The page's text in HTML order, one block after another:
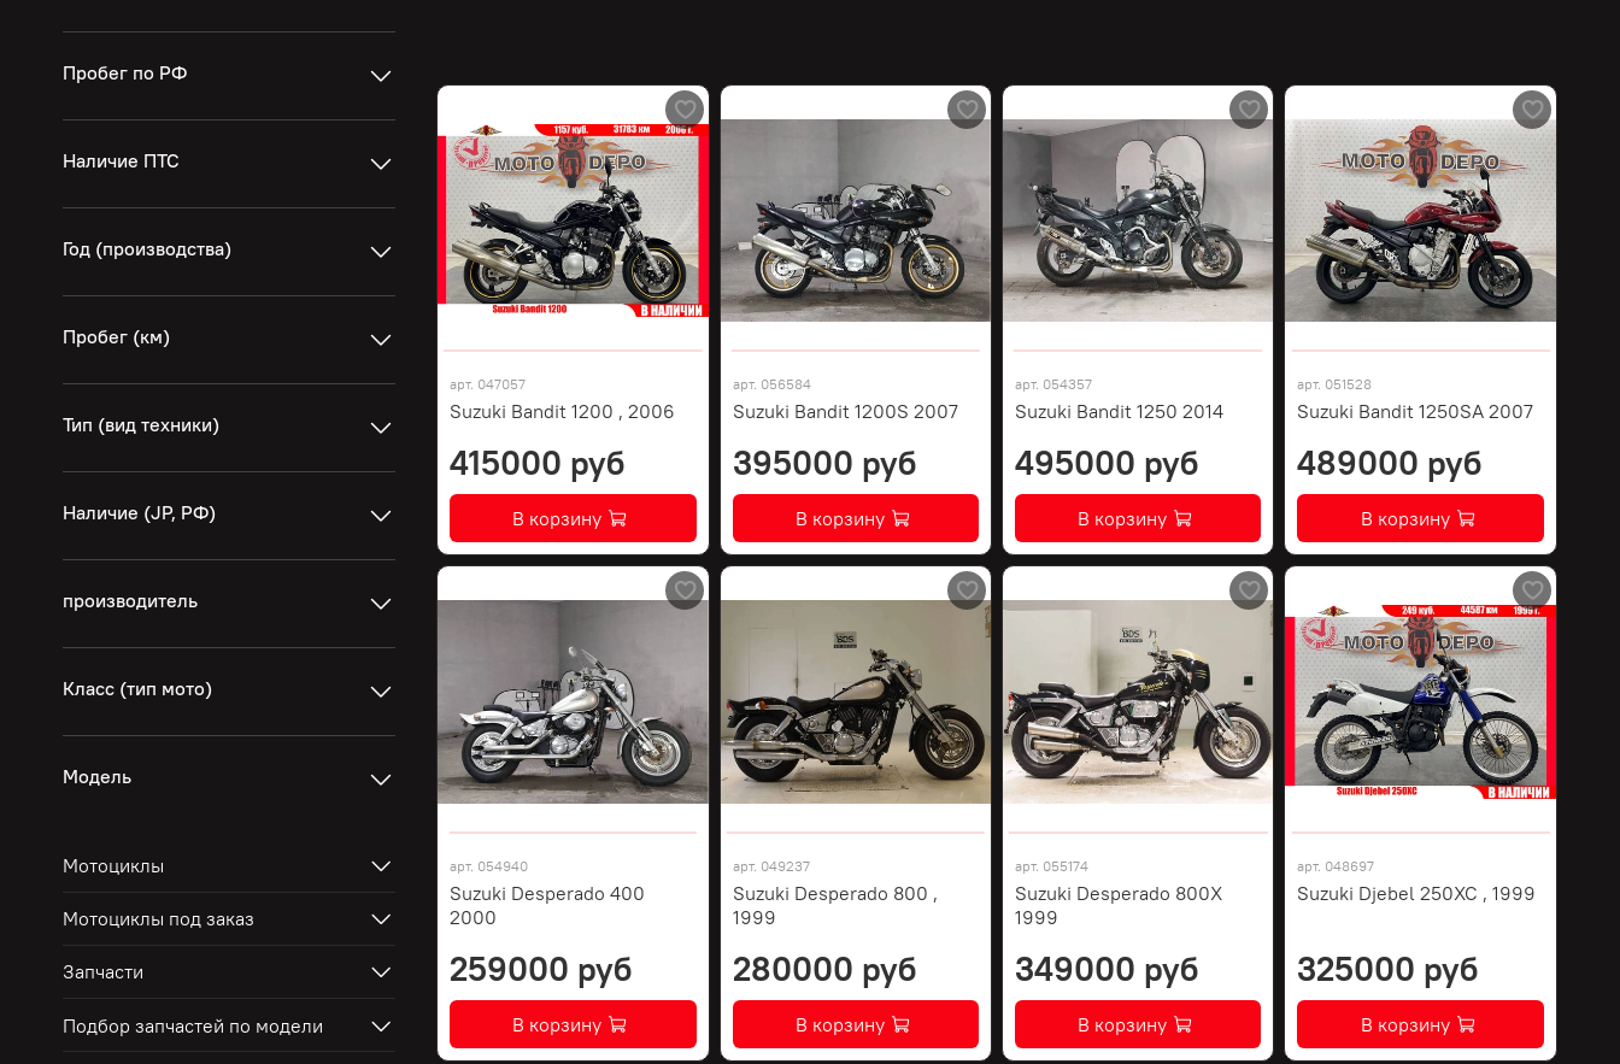
арт. 047057
Suzuki Bandit 1200 , 2006
415000 руб
В корзину
арт. 056584
Suzuki Bandit 1200S 2007
395000 руб
В корзину
арт. 054357
Suzuki Bandit 1250 2014
495000 руб
В корзину
арт. 051528
Suzuki Bandit 1250SA 2007
489000 руб
В корзину
арт. 054940
Suzuki Desperado 400
2000
259000 руб
В корзину
арт. 049237
Suzuki Desperado 800 ,
1999
280000 руб
В корзину
арт. 055174
Suzuki Desperado 800X
1999
349000 руб
В корзину
арт. 048697
Suzuki Djebel 250XC , 1999
325000 руб
В корзину
Пробег по РФ
Наличие ПТС
Год (производства)
Пробег (км)
Тип (вид техники)
Наличие (JP, РФ)
производитель
Класс (тип мото)
Модель
Мотоциклы
Мотоциклы под заказ
Запчасти
Подбор запчастей по модели